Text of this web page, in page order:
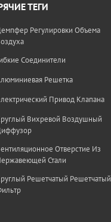
ТЕГИ
Регулировки Объема
Соединители
Решетка
Привод Клапана
Вихревой Воздушный
Отверстие Из
Стали
Решетчатый Решетчатый